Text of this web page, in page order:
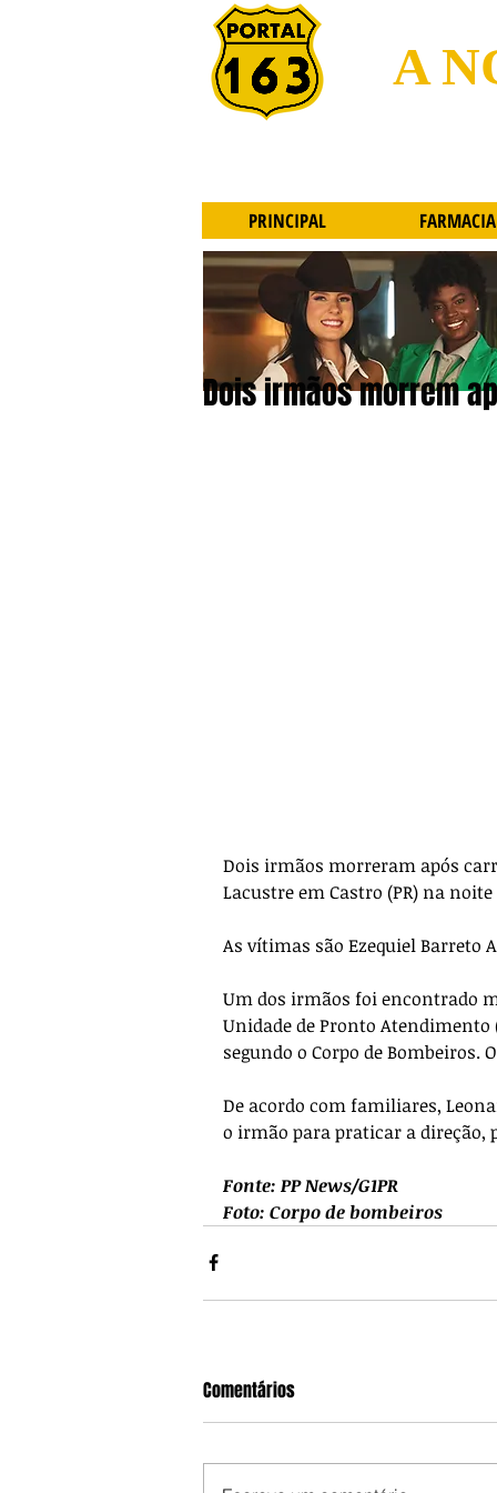
A
Dois irmãos morrem
Dois irmãos morreram após
Lacustre em Castro (PR) na
As vítimas são Ezequiel Barreto
Um dos irmãos foi encontrado
Unidade de Pronto Atendimento
segundo o Corpo de
De acordo com familiares,
o irmão para praticar a direção,
Fonte: PP News/G1PR
Foto: Corpo de bombeiros
Comentários
PRINCIPAL FARMACIA